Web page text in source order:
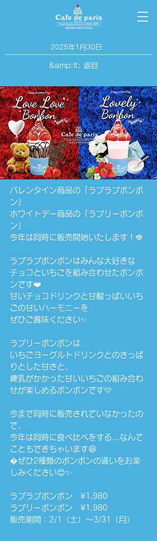
2025年1月30日
&amp;lt; 返回
バレンタイン商品の「ラブラブボンボ
ン」
ホワイトデー商品の「ラブリーボンボ
ン」
今年は同時に販売開始いたします！🍓
ラブラブボンボンはみんな大好きな
チョコといちごを組み合わせたボンボ
ンです❤️
甘いチョコドリンクと甘酸っぱいいち
ごの甘いハーモニーを
ぜひご賞味ください✨
ラブリーボンボンは
いちごヨーグルトドリンクとのさっぱ
りとした甘さと、
練乳がかかった甘いいちごの組み合わ
せが楽しめるボンボンです🩵
今まで同時に販売されていなかったの
で、
今年は同時に食べ比べをする…なんて
こともできちゃいます😆
�ぜひ2種類のボンボンの違いをお楽
しみください😊✨
ラブラブボンボン　¥1,980
ラブリーボンボン　¥1,980
販売期間：2/1（土）〜3/31（月）